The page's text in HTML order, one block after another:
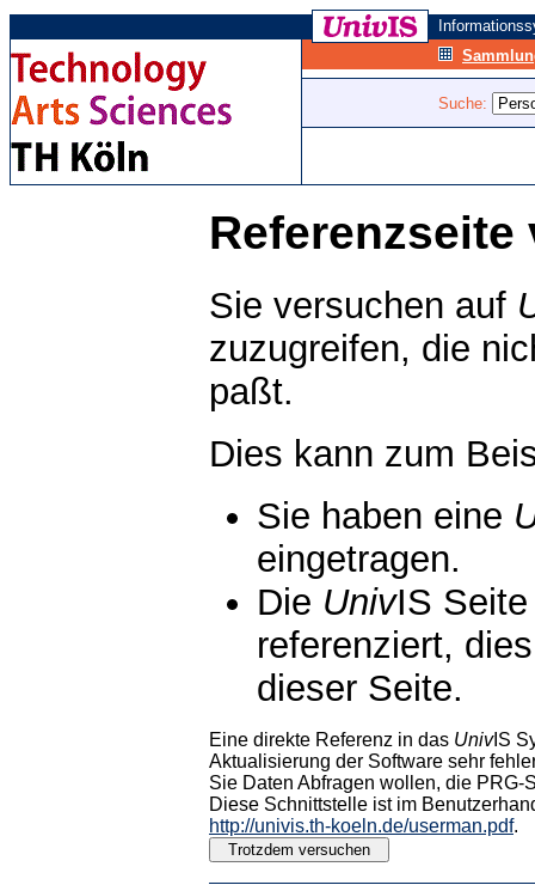
Suche:
Referenzseite
Sie versuchen auf
zuzugreifen, die
paßt.
Dies kann zum
Sie haben eine
eingetragen.
Die UnivIS
referenziert,
dieser Seite.
Eine direkte Referenz in das UnivIS
Aktualisierung der Software sehr
Sie Daten Abfragen wollen, die PRG-
Diese Schnittstelle ist im
http://univis.th-koeln.de/userman.pdf.